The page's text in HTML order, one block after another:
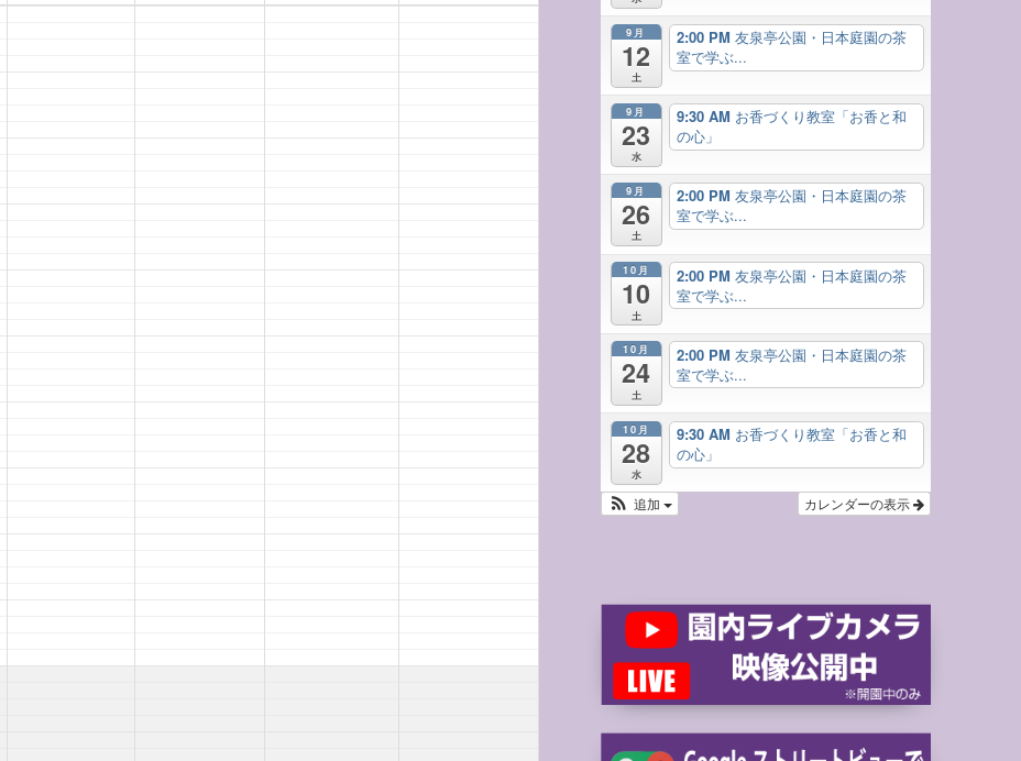
9月
12
土
2:00 PM 友泉亭公園・日本庭園の茶
室で学ぶ...
9月
23
水
9:30 AM お香づくり教室「お香と和
の心」
9月
26
土
2:00 PM 友泉亭公園・日本庭園の茶
室で学ぶ...
10月
10
土
2:00 PM 友泉亭公園・日本庭園の茶
室で学ぶ...
10月
24
土
2:00 PM 友泉亭公園・日本庭園の茶
室で学ぶ...
10月
28
水
9:30 AM お香づくり教室「お香と和
の心」
カレンダーの表示
追加